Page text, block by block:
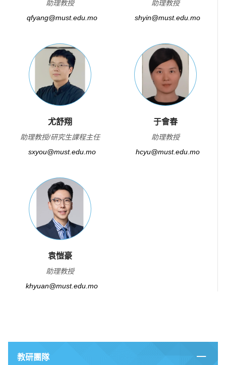
助理教授
qfyang@must.edu.mo
助理教授
shyin@must.edu.mo
尤舒翔
助理教授/研究生課程主任
sxyou@must.edu.mo
于會春
助理教授
hcyu@must.edu.mo
袁愷豪
助理教授
khyuan@must.edu.mo
教研團隊